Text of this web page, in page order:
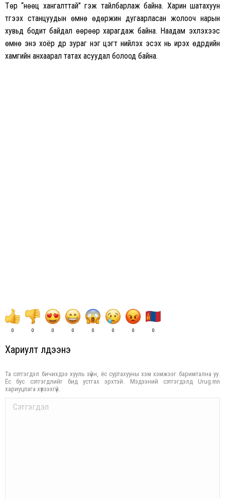
Төр “нөөц хангалттай” гэж тайлбарлаж байна. Харин шатахуун
түгээх станцуудын өмнө өдөржин дугаарласан жолооч нарын
хувьд бодит байдал өөрөөр харагдаж байна. Наадам эхлэхээс
өмнө энэ хоёр дүр зураг нэг цэгт нийлэх эсэх нь ирэх өдрүүдийн
хамгийн анхаарал татах асуудал болоод байна.
0 0 0 0 0 0 0 0
Хариулт үлдээнэ үү
Та сэтгэгдэл бичихдээ хууль зүйн, ёс суртахууны хэм хэмжээг баримтална уу.
Ёс бус сэтгэгдлийг бид устгах эрхтэй. Мэдээний сэтгэгдэлд Urug.mn
хариуцлага хүлээхгүй.
Comment